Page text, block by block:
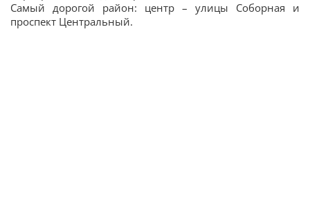
Самый дорогой район: центр – улицы Соборная и
проспект Центральный.